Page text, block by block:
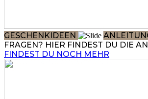
GESCHENKIDEEN
FRAGEN? HIER FINDEST DU DIE
FINDEST DU NOCH MEHR